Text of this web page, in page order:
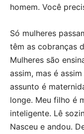
homem. Você
Só mulheres
têm as cobranças
Mulheres são
assim, mas é
assunto é
longe. Meu filho é
inteligente. Lê
Nasceu e andou.